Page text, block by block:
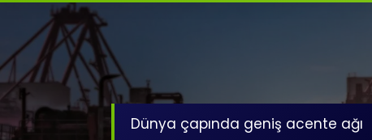
Dünya çapında geniş acente ağı